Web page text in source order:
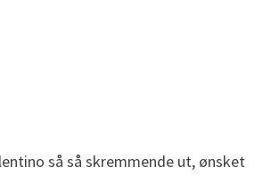
så så skremmende ut, ønsket